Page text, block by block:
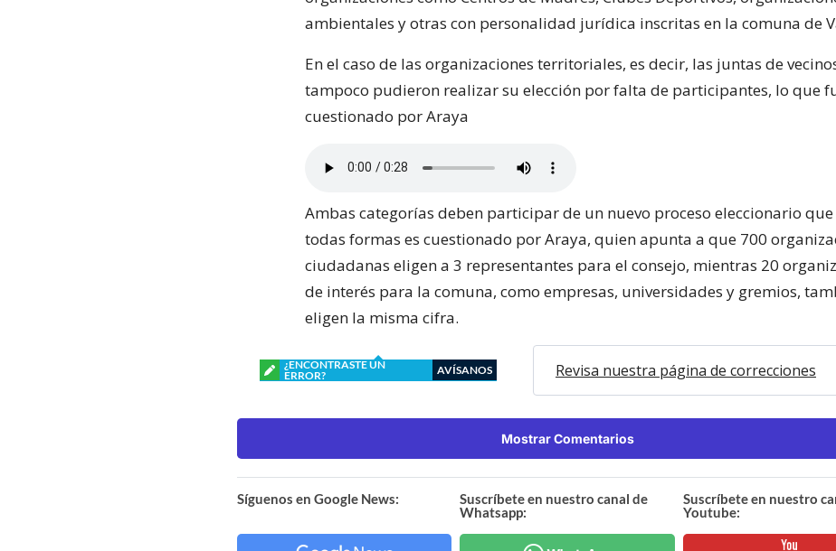
ambientales y otras con personalidad jurídica inscritas en la comuna de
En el caso de las organizaciones territoriales, es decir, las juntas de
tampoco pudieron realizar su elección por falta de participantes, lo que
cuestionado por Araya
Ambas categorías deben participar de un nuevo proceso eleccionario
todas formas es cuestionado por Araya, quien apunta a que 700
ciudadanas eligen a 3 representantes para el consejo, mientras 20
de interés para la comuna, como empresas, universidades y gremios,
eligen la misma cifra.
¿ENCONTRASTE UN
ERROR?
AVÍSANOS Revisa nuestra página de correcciones
Mostrar Comentarios
Síguenos en Google News:
Suscríbete en nuestro canal de
Whatsapp:
Suscríbete en nuestro
Youtube: